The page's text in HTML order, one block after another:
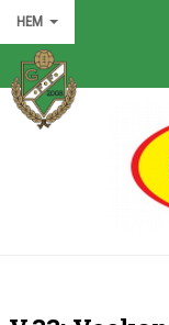
HEM
HEM